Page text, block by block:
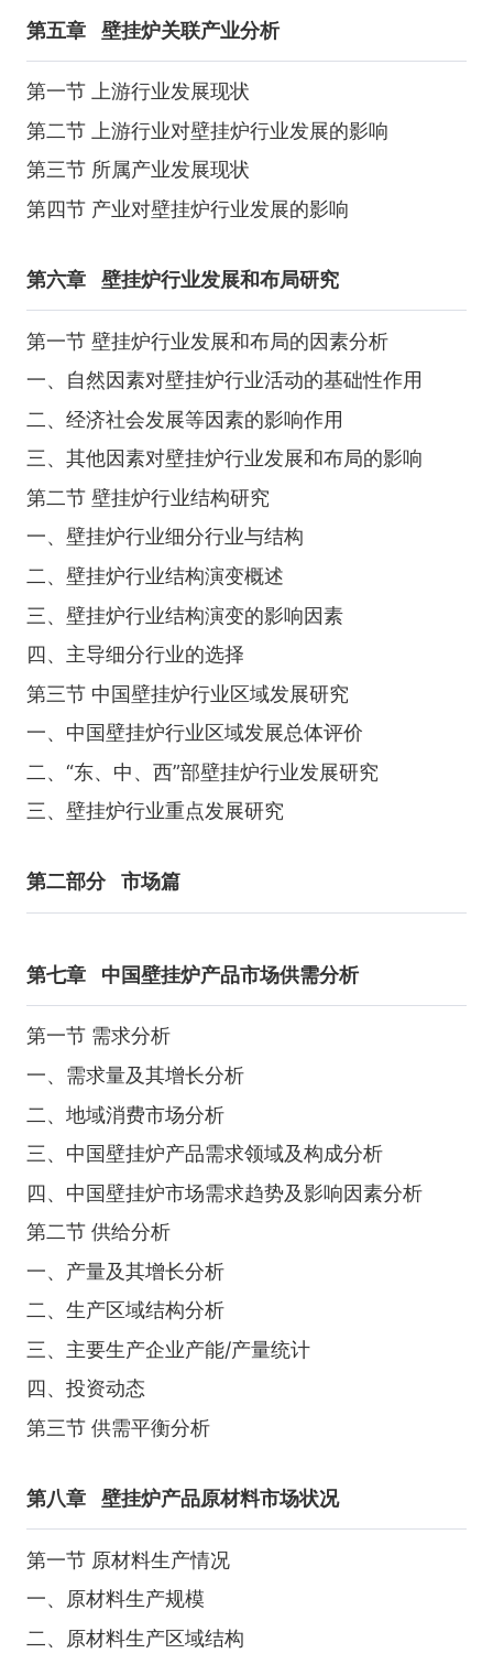
第五章 壁挂炉关联产业分析
第一节 上游行业发展现状
第二节 上游行业对壁挂炉行业发展的影响
第三节 所属产业发展现状
第四节 产业对壁挂炉行业发展的影响
第六章 壁挂炉行业发展和布局研究
第一节 壁挂炉行业发展和布局的因素分析
一、自然因素对壁挂炉行业活动的基础性作用
二、经济社会发展等因素的影响作用
三、其他因素对壁挂炉行业发展和布局的影响
第二节 壁挂炉行业结构研究
一、壁挂炉行业细分行业与结构
二、壁挂炉行业结构演变概述
三、壁挂炉行业结构演变的影响因素
四、主导细分行业的选择
第三节 中国壁挂炉行业区域发展研究
一、中国壁挂炉行业区域发展总体评价
二、“东、中、西”部壁挂炉行业发展研究
三、壁挂炉行业重点发展研究
第二部分 市场篇
第七章 中国壁挂炉产品市场供需分析
第一节 需求分析
一、需求量及其增长分析
二、地域消费市场分析
三、中国壁挂炉产品需求领域及构成分析
四、中国壁挂炉市场需求趋势及影响因素分析
第二节 供给分析
一、产量及其增长分析
二、生产区域结构分析
三、主要生产企业产能/产量统计
四、投资动态
第三节 供需平衡分析
第八章 壁挂炉产品原材料市场状况
第一节 原材料生产情况
一、原材料生产规模
二、原材料生产区域结构